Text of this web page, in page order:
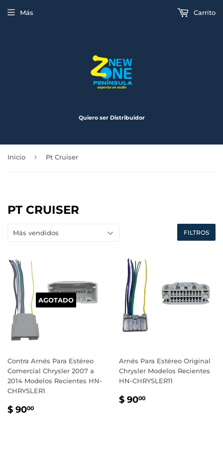
Quiero ser Distribuidor
Más Carrito
Inicio › Pt Cruiser
PT CRUISER
FILTROS
AGOTADO
Contra Arnés Para Estéreo
Comercial Chrysler 2007 a
2014 Modelos Recientes HN-
CHRYSLER1
PRECIO
$ 9000
Arnés Para Estéreo Original
Chrysler Modelos Recientes
HN-CHRYSLER11
PRECIO
$ 9000